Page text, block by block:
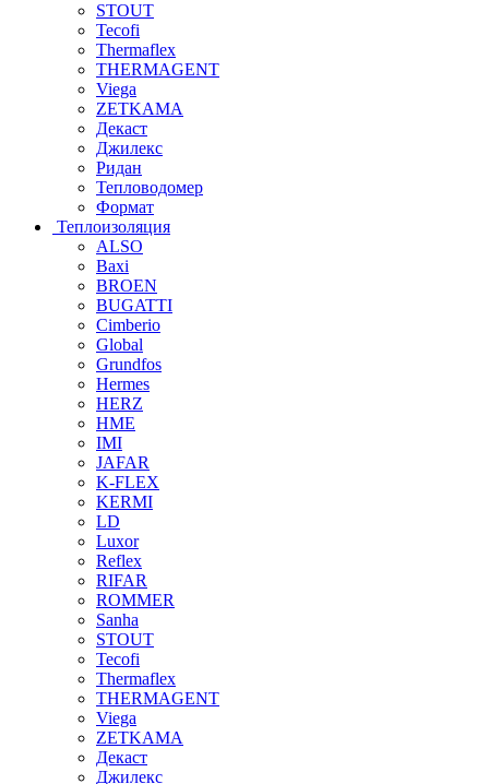
STOUT
Tecofi
Thermaflex
THERMAGENT
Viega
ZETKAMA
Декаст
Джилекс
Ридан
Тепловодомер
Формат
Теплоизоляция
ALSO
Baxi
BROEN
BUGATTI
Cimberio
Global
Grundfos
Hermes
HERZ
HME
IMI
JAFAR
K-FLEX
KERMI
LD
Luxor
Reflex
RIFAR
ROMMER
Sanha
STOUT
Tecofi
Thermaflex
THERMAGENT
Viega
ZETKAMA
Декаст
Джилекс